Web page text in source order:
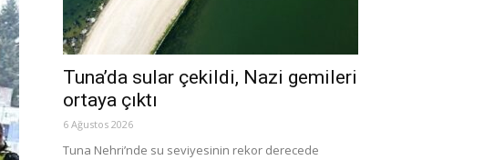
Tuna’da sular çekildi, Nazi gemileri
ortaya çıktı
6 Ağustos 2026
Tuna Nehri’nde su seviyesinin rekor derecede